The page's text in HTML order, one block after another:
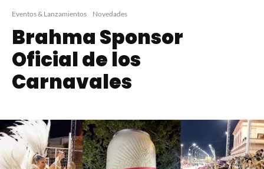
Eventos & Lanzamientos Novedades
Brahma Sponsor
Oficial de los
Carnavales